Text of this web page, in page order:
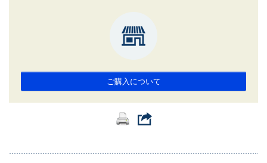
ご購入について